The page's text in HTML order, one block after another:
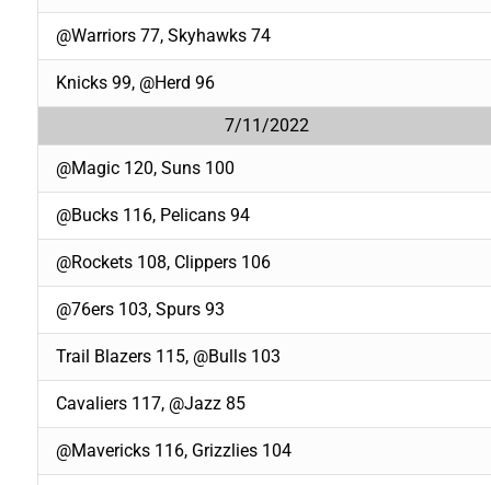
@Warriors 77, Skyhawks 74
Knicks 99, @Herd 96
7/11/2022
@Magic 120, Suns 100
@Bucks 116, Pelicans 94
@Rockets 108, Clippers 106
@76ers 103, Spurs 93
Trail Blazers 115, @Bulls 103
Cavaliers 117, @Jazz 85
@Mavericks 116, Grizzlies 104